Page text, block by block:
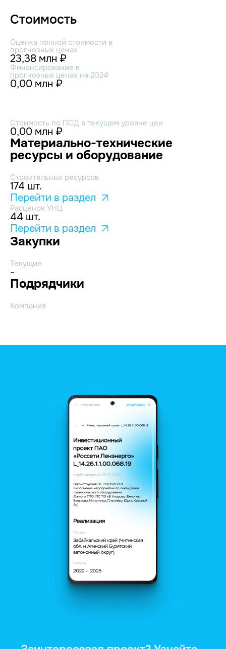
Стоимость
Оценка полной стоимости в
прогнозных ценах
23,38 млн ₽
Финансирование в
прогнозных ценах на 2024
0,00 млн ₽
Стоимость по ПСД в текущем уровне цен
0,00 млн ₽
Материально-технические
ресурсы и оборудование
Строительных ресурсов
174 шт.
Перейти в раздел
Расценок УНЦ
44 шт.
Перейти в раздел
Закупки
Текущие
-
Подрядчики
Компания